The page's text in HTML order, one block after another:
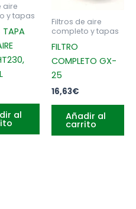
aire
y tapas
al
Filtros de aire
completo y tapas
FILTRO
COMPLETO GX-
25
16,63€
Añadir al
carrito